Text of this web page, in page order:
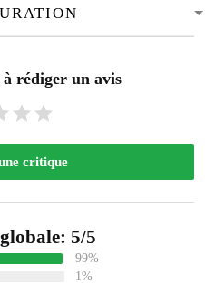
rédiger un avis
critique
5/5
99%
1%